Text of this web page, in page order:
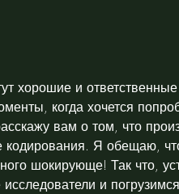
хорошие и
когда хочется
вам о том, что
Я обещаю,
шокирующе! Так что,
и